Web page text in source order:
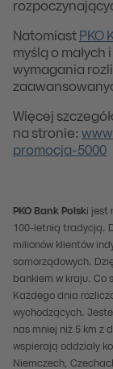
Natomiast PKO
myślą o
wymagania
Więcej
na stronie:
promocja-5000
PKO Bank Polski jest
100-letnią tradycją.
milionów klientów
samorządowych.
bankiem w kraju. Co
Każdego dnia
wychodzących.
nas mniej niż 5 km z
wspierają oddziały
Niemczech,